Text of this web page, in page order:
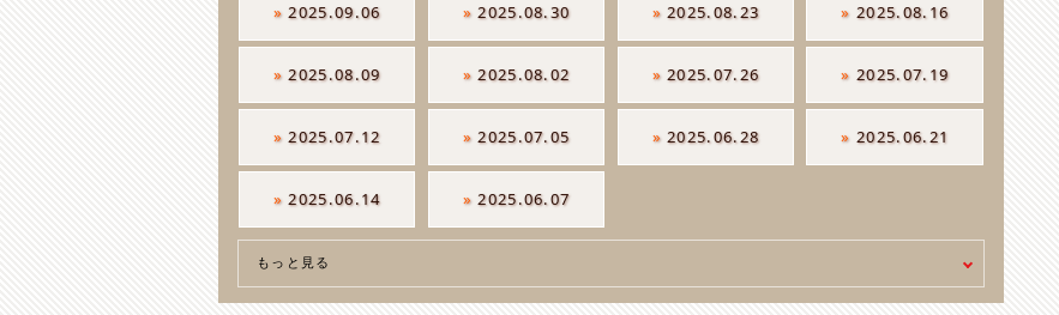
»2025.09.06 »2025.08.30 »2025.08.23 »2025.08.16
»2025.08.09 »2025.08.02 »2025.07.26 »2025.07.19
»2025.07.12 »2025.07.05 »2025.06.28 »2025.06.21
»2025.06.14 »2025.06.07
もっと見る